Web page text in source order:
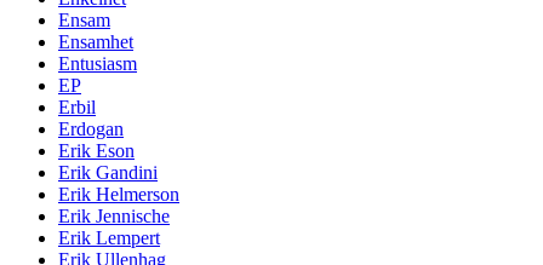
Ensam
Ensamhet
Entusiasm
EP
Erbil
Erdogan
Erik Eson
Erik Gandini
Erik Helmerson
Erik Jennische
Erik Lempert
Erik Ullenhag